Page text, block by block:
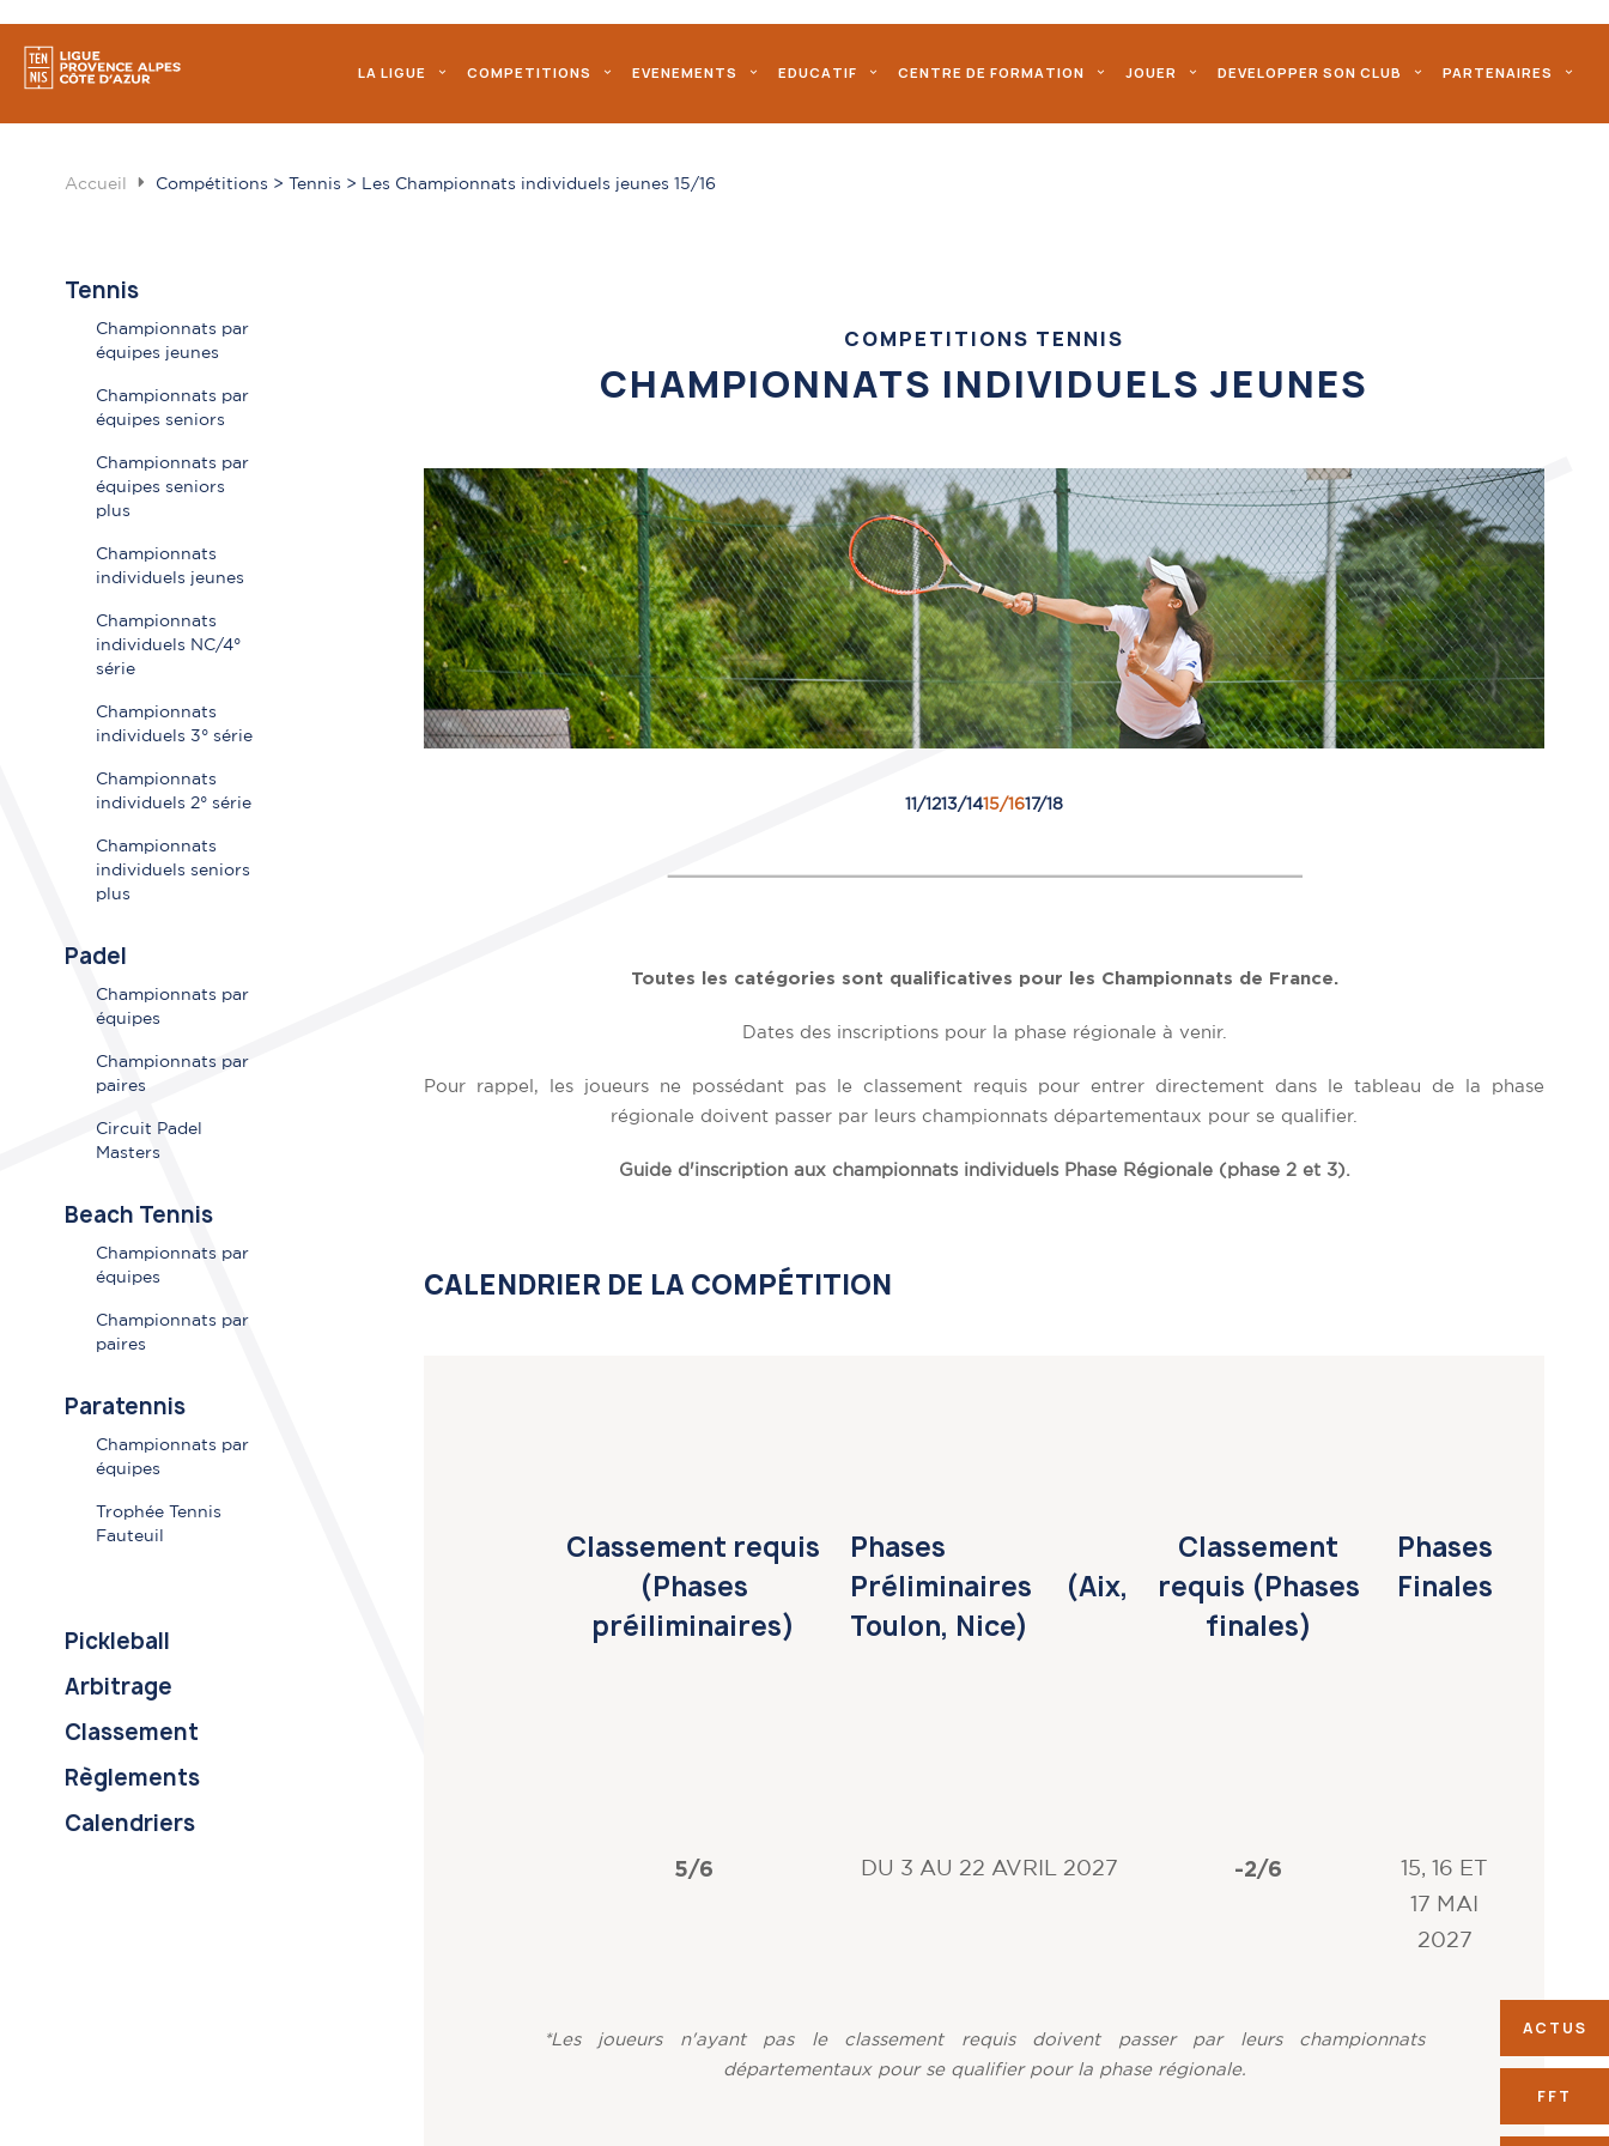
LA LIGUE COMPETITIONS EVENEMENTS EDUCATIF CENTRE DE FORMATION JOUER DEVELOPPER SON CLUB PARTENAIRES
Accueil Compétitions > Tennis > Les Championnats individuels jeunes 15/16
ACTUS
FFT
Tennis
Championnats par
équipes jeunes
Championnats par
équipes seniors
Championnats par
équipes seniors
plus
Championnats
individuels jeunes
Championnats
individuels NC/4°
série
Championnats
individuels 3° série
Championnats
individuels 2° série
Championnats
individuels seniors
plus
Padel
Championnats par
équipes
Championnats par
paires
Circuit Padel
Masters
Beach Tennis
Championnats par
équipes
Championnats par
paires
Paratennis
Championnats par
équipes
Trophée Tennis
Fauteuil
Pickleball
Arbitrage
Classement
Règlements
Calendriers
COMPETITIONS TENNIS
CHAMPIONNATS INDIVIDUELS JEUNES
11/12 13/1415/16 17/18
Toutes les catégories sont qualificatives pour les Championnats de France.
Dates des inscriptions pour la phase régionale à venir.
Pour rappel, les joueurs ne possédant pas le classement requis pour entrer directement dans le tableau de la phase
régionale doivent passer par leurs championnats départementaux pour se qualifier.
Guide d'inscription aux championnats individuels Phase Régionale (phase 2 et 3).
CALENDRIER DE LA COMPÉTITION
Classement requis
(Phases
préiliminaires)
Phases
Préliminaires (Aix,
Toulon, Nice)
Classement
requis (Phases
finales)
Phases
Finales
5/6 DU 3 AU 22 AVRIL 2027 -2/6
15, 16 ET
17 MAI
2027
*Les joueurs n'ayant pas le classement requis doivent passer par leurs championnats
départementaux pour se qualifier pour la phase régionale.